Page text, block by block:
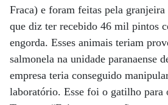
Fraca) e foram feitas pela
que diz ter recebido 46 mil pintos
engorda. Esses animais teriam
salmonela na unidade paranaense
empresa teria conseguido
laboratório. Esse foi o gatilho para